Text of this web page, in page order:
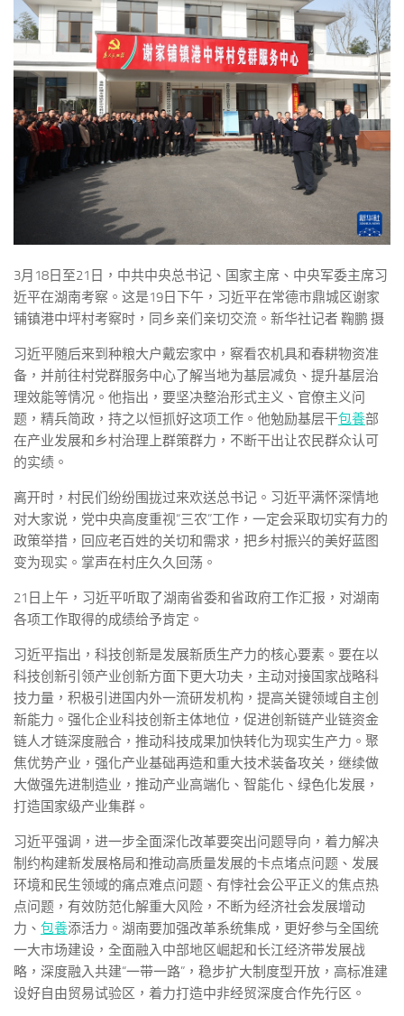
3月18日至21日，中共中央总书记、国家主席、中央军委主席习
近平在湖南考察。这是19日下午，习近平在常德市鼎城区谢家
铺镇港中坪村考察时，同乡亲们亲切交流。新华社记者 鞠鹏 摄
习近平随后来到种粮大户戴宏家中，察看农机具和春耕物资准
备，并前往村党群服务中心了解当地为基层减负、提升基层治
理效能等情况。他指出，要坚决整治形式主义、官僚主义问
题，精兵简政，持之以恒抓好这项工作。他勉励基层干包養部
在产业发展和乡村治理上群策群力，不断干出让农民群众认可
的实绩。
离开时，村民们纷纷围拢过来欢送总书记。习近平满怀深情地
对大家说，党中央高度重视“三农”工作，一定会采取切实有力的
政策举措，回应老百姓的关切和需求，把乡村振兴的美好蓝图
变为现实。掌声在村庄久久回荡。
21日上午，习近平听取了湖南省委和省政府工作汇报，对湖南
各项工作取得的成绩给予肯定。
习近平指出，科技创新是发展新质生产力的核心要素。要在以
科技创新引领产业创新方面下更大功夫，主动对接国家战略科
技力量，积极引进国内外一流研发机构，提高关键领域自主创
新能力。强化企业科技创新主体地位，促进创新链产业链资金
链人才链深度融合，推动科技成果加快转化为现实生产力。聚
焦优势产业，强化产业基础再造和重大技术装备攻关，继续做
大做强先进制造业，推动产业高端化、智能化、绿色化发展，
打造国家级产业集群。
习近平强调，进一步全面深化改革要突出问题导向，着力解决
制约构建新发展格局和推动高质量发展的卡点堵点问题、发展
环境和民生领域的痛点难点问题、有悖社会公平正义的焦点热
点问题，有效防范化解重大风险，不断为经济社会发展增动
力、 包養添活力。湖南要加强改革系统集成，更好参与全国统
一大市场建设，全面融入中部地区崛起和长江经济带发展战
略，深度融入共建“一带一路”，稳步扩大制度型开放，高标准建
设好自由贸易试验区，着力打造中非经贸深度合作先行区。